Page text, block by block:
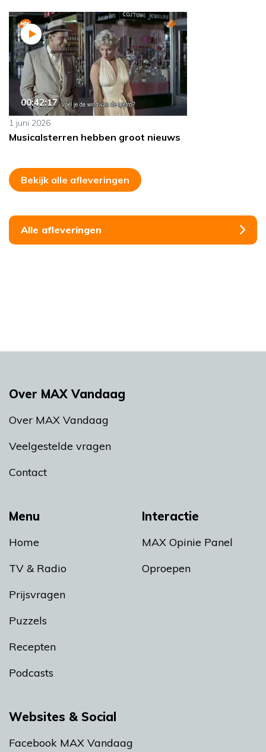
00:42:17
1 juni 2026
Musicalsterren hebben groot nieuws
Bekijk alle afleveringen
Alle afleveringen
Menu
Home
TV & Radio
Prijsvragen
Puzzels
Recepten
Podcasts
Interactie
MAX Opinie Panel
Oproepen
Over MAX Vandaag
Over MAX Vandaag
Veelgestelde vragen
Contact
Websites & Social
Facebook MAX Vandaag